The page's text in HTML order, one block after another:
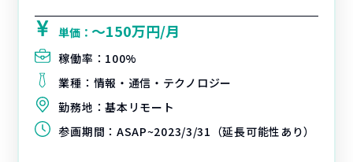
単価：〜150万円/月
稼働率： 100%
業種： 情報・通信・テクノロジー
勤務地：基本リモート
参画期間： ASAP~2023/3/31（延長可能性あり）